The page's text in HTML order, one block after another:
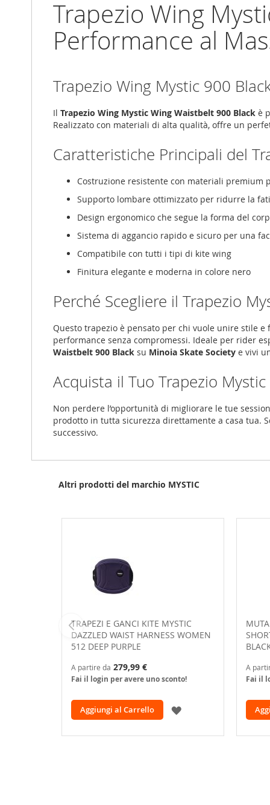
Trapezio Wing
Performance al
Trapezio Wing Mystic 900
Il Trapezio Wing Mystic Wing Waistbelt 900 Black è
Realizzato con materiali di alta qualità, offre un
Caratteristiche Principali del
Costruzione resistente con materiali premium
Supporto lombare ottimizzato per ridurre la
Design ergonomico che segue la forma del
Sistema di aggancio rapido e sicuro per una
Compatibile con tutti i tipi di kite wing
Finitura elegante e moderna in colore nero
Perché Scegliere il Trapezio
Questo trapezio è pensato per chi vuole unire stile
performance senza compromessi. Ideale per rider
Waistbelt 900 Black su Minoia Skate Society e vivi
Acquista il Tuo Trapezio
Non perdere l’opportunità di migliorare le tue
prodotto in tutta sicurezza direttamente a casa tua.
successivo.
Altri prodotti del marchio MYSTIC
TRAPEZI E GANCI KITE MYSTIC
DAZZLED WAIST HARNESS WOMEN
512 DEEP PURPLE
A partire da 279,99 €
Fai il login per avere uno sconto!
Aggiungi al Carrello
AGGIUNGI
A
Fai il